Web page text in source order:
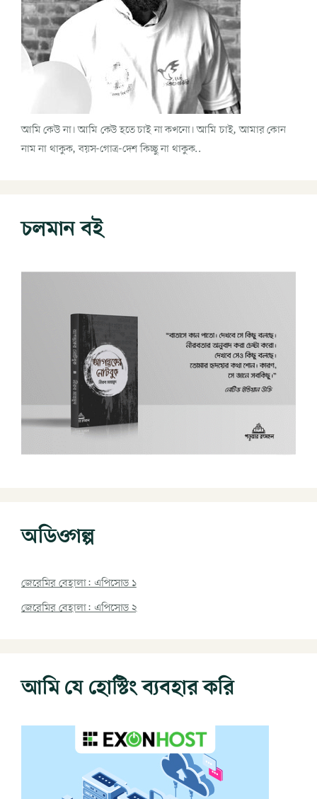
আমি কেউ না। আমি কেউ হতে চাই না কখনো। আমি চাই, আমার কোন
নাম না থাকুক, বয়স-গোত্র-দেশ কিচ্ছু না থাকুক..
চলমান বই
অডিওগল্প
জেরেমির বেহালা: এপিসোড ১
জেরেমির বেহালা: এপিসোড ২
আমি যে হোস্টিং ব্যবহার করি